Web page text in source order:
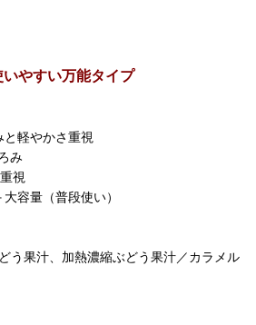
やすい万能タイプ
軽やかさ重視
み
視
容量（普段使い）
う果汁、加熱濃縮ぶどう果汁／カラメル